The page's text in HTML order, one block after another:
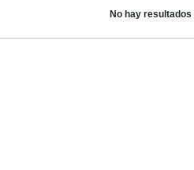
No hay